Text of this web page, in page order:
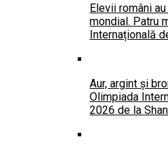
Elevii români
mondial. Patru
Internațională
Aur, argint și
Olimpiada
2026 de la